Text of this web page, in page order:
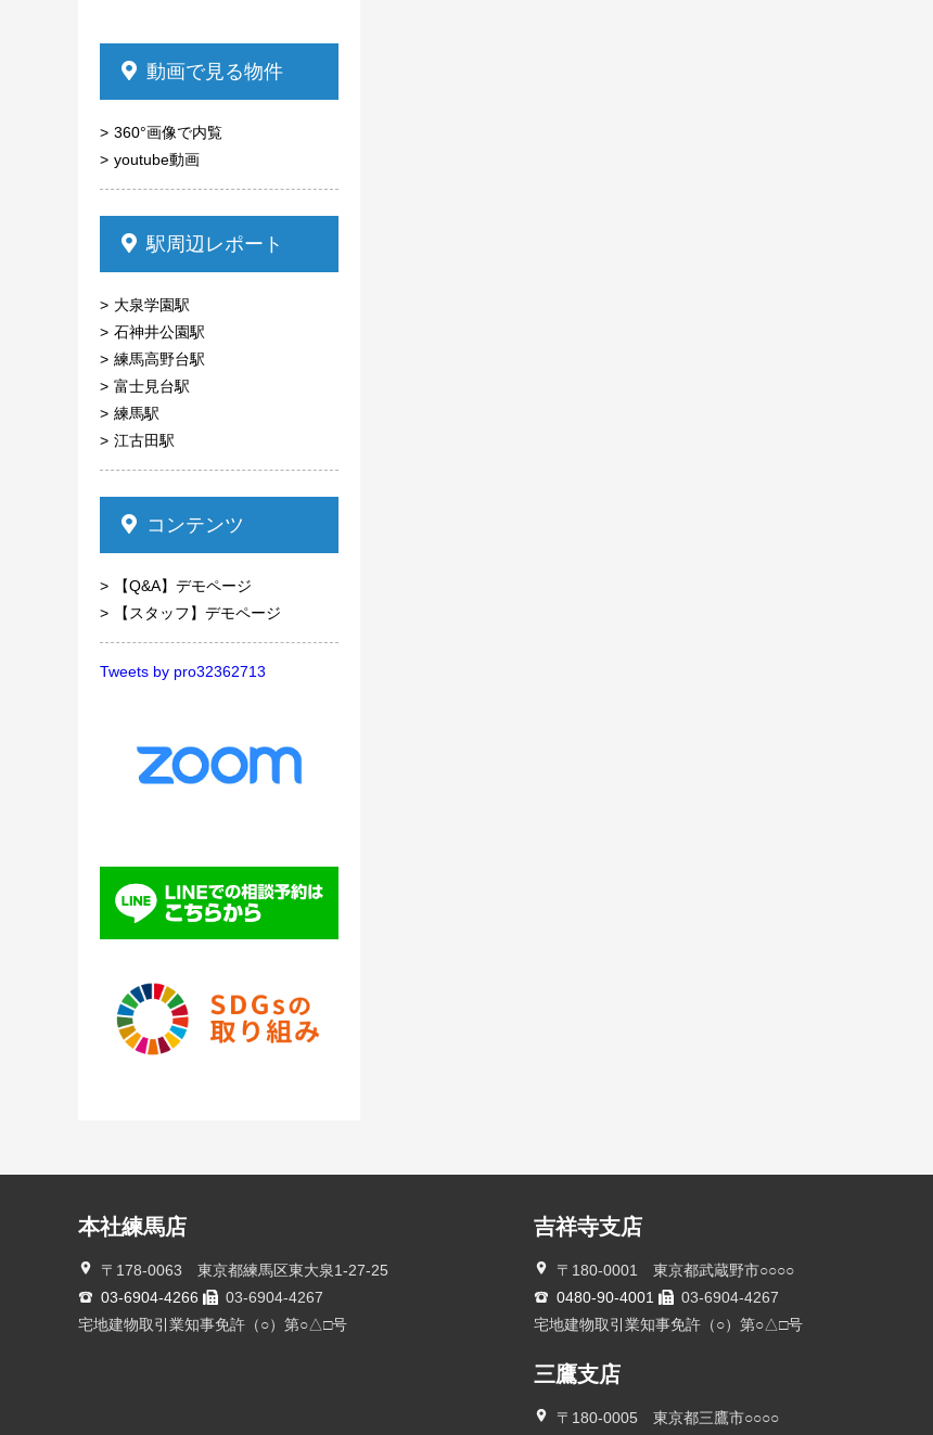
動画で見る物件
360°画像で内覧
youtube動画
駅周辺レポート
大泉学園駅
石神井公園駅
練馬高野台駅
富士見台駅
練馬駅
江古田駅
コンテンツ
【Q&A】デモページ
【スタッフ】デモページ
Tweets by pro32362713
本社練馬店
〒178-0063 東京都練馬区東大泉1-27-25
03-6904-4266
03-6904-4267
宅地建物取引業知事免許（○）第○△□号
吉祥寺支店
〒180-0001 東京都武蔵野市○○○○
0480-90-4001
03-6904-4267
宅地建物取引業知事免許（○）第○△□号
三鷹支店
〒180-0005 東京都三鷹市○○○○